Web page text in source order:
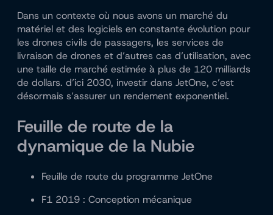
Dans un contexte où nous avons un marché du
matériel et des logiciels en constante évolution pour
les drones civils de passagers, les services de
livraison de drones et d’autres cas d’utilisation, avec
une taille de marché estimée à plus de 120 milliards
de dollars. d’ici 2030, investir dans JetOne, c’est
désormais s’assurer un rendement exponentiel.
Feuille de route de la
dynamique de la Nubie
Feuille de route du programme JetOne
F1 2019 : Conception mécanique